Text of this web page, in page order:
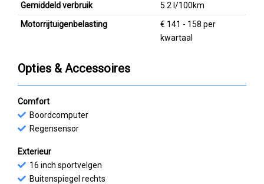
Gemiddeld verbruik
5.2 l/100km
Motorrijtuigenbelasting
€ 141 - 158 per
kwartaal
Opties & Accessoires
Comfort
Boordcomputer
Regensensor
Exterieur
16 inch sportvelgen
Buitenspiegel rechts